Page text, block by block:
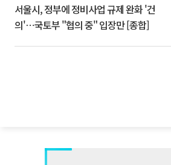
서울시, 정부에 정비사업 규제 완화 '건
의'⋯국토부 "협의 중" 입장만 [종합]